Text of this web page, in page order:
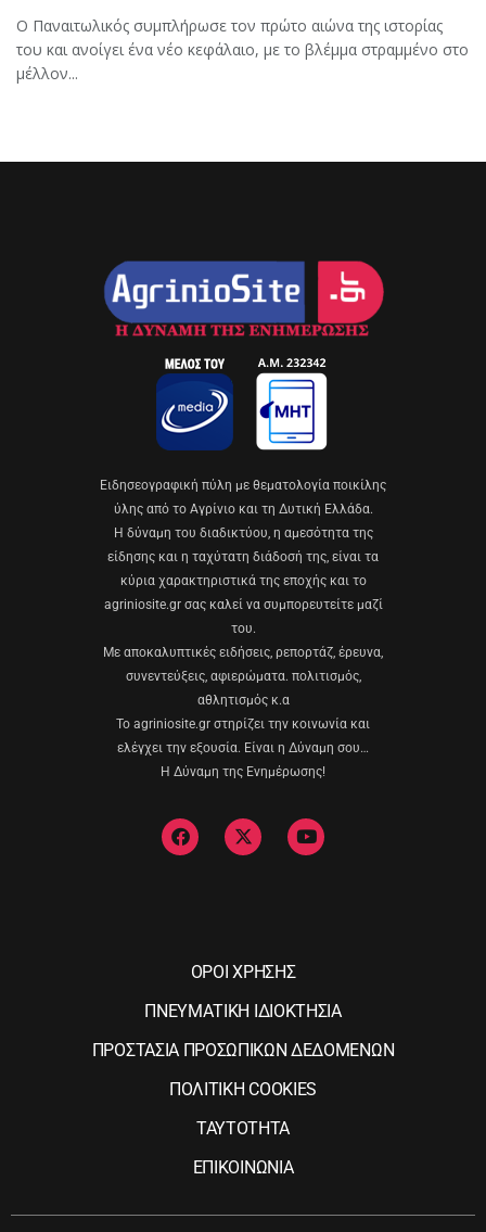
Ο Παναιτωλικός συμπλήρωσε τον πρώτο αιώνα της ιστορίας
του και ανοίγει ένα νέο κεφάλαιο, με το βλέμμα στραμμένο στο
μέλλον...
Eιδησεογραφική πύλη με θεματολογία ποικίλης
ύλης από το Αγρίνιο και τη Δυτική Ελλάδα.
Η δύναμη του διαδικτύου, η αμεσότητα της
είδησης και η ταχύτατη διάδοσή της, είναι τα
κύρια χαρακτηριστικά της εποχής και το
agriniosite.gr σας καλεί να συμπορευτείτε μαζί
του.
Με αποκαλυπτικές ειδήσεις, ρεπορτάζ, έρευνα,
συνεντεύξεις, αφιερώματα. πολιτισμός,
αθλητισμός κ.α
Το agriniosite.gr στηρίζει την κοινωνία και
ελέγχει την εξουσία. Είναι η Δύναμη σου…
Η Δύναμη της Ενημέρωσης!
ΟΡΟΙ ΧΡΗΣΗΣ
ΠΝΕΥΜΑΤΙΚΗ ΙΔΙΟΚΤΗΣΙΑ
ΠΡΟΣΤΑΣΙΑ ΠΡΟΣΩΠΙΚΩΝ ΔΕΔΟΜΕΝΩΝ
ΠΟΛΙΤΙΚΗ COOKIES
ΤΑΥΤΟΤΗΤΑ
ΕΠΙΚΟΙΝΩΝΙΑ